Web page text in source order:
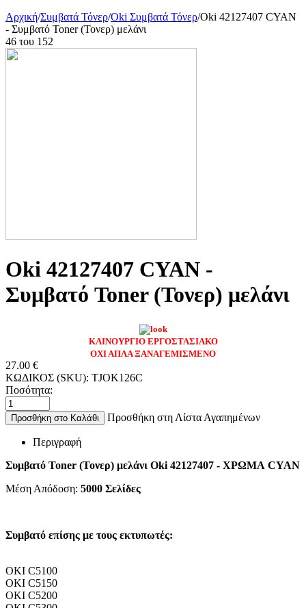
Αρχική/Συμβατά Τόνερ/Oki Συμβατά Τόνερ/Oki 42127407 CYAN
- Συμβατό Toner (Τονερ) μελάνι
46 του 152
Oki 42127407 CYAN -
Συμβατό Toner (Τονερ) μελάνι
ΚΑΙΝΟΥΡΓΙΟ ΕΡΓΟΣΤΑΣΙΑΚΟ
ΟΧΙ ΑΠΛΑ ΞΑΝΑΓΕΜΙΣΜΕΝΟ
27.00 €
ΚΩΔΙΚΟΣ (SKU): TJOK126C
Ποσότητα:
Προσθήκη στο Καλάθι Προσθήκη στη Λίστα Αγαπημένων
Περιγραφή
Συμβατό Toner (Τονερ) μελάνι Oki 42127407 - ΧΡΩΜΑ CYAN
Μέση Απόδοση: 5000 Σελίδες
Συμβατό επίσης με τους εκτυπωτές:
OKI C5100
OKI C5150
OKI C5200